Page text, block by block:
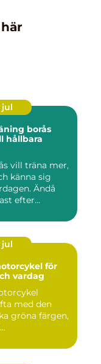
jul
borås
hållbara
vill träna mer,
känna sig
Ändå
efter...
jul
för
vardag
med den
gröna färgen,